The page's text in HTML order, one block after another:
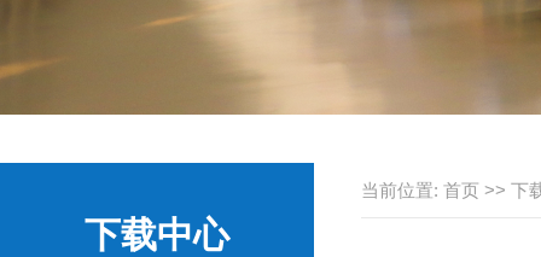
下载中心
当前位置: 首页 >> 下